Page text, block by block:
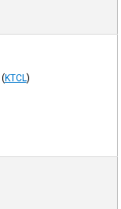
(KTCL )